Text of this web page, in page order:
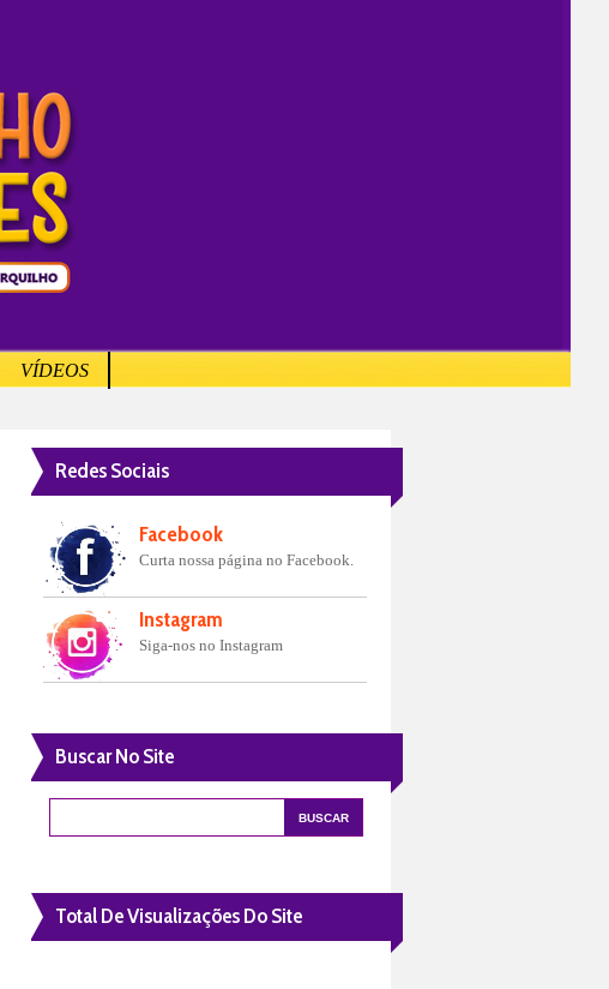
VÍDEOS
Redes Sociais
Facebook
Curta nossa página no Facebook.
Instagram
Siga-nos no Instagram
Buscar No Site
Total De Visualizações Do Site